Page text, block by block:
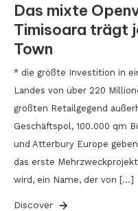
Das mixte
Timisoara trägt
Town
* die größte Investition in
Landes von über 220
größten Retailgegend
Geschäftspol, 100.000 qm
und Atterbury Europe
das erste
wird, ein Name, der von […]
Discover